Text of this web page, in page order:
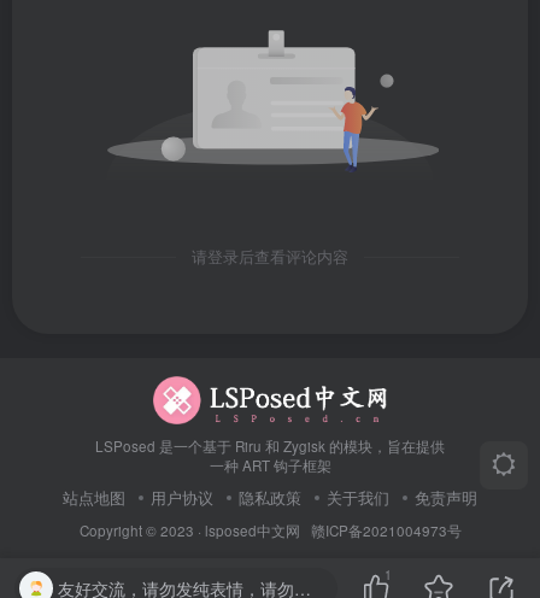
请登录后查看评论内容
LSPosed 是一个基于 Riru 和 Zygisk 的模块，旨在提供
一种 ART 钩子框架
站点地图 用户协议 隐私政策 关于我们 免责声明
Copyright © 2023 · lsposed中文网 赣ICP备2021004973号
友好交流，请勿发纯表情，请勿灌水，违者封号喔
1